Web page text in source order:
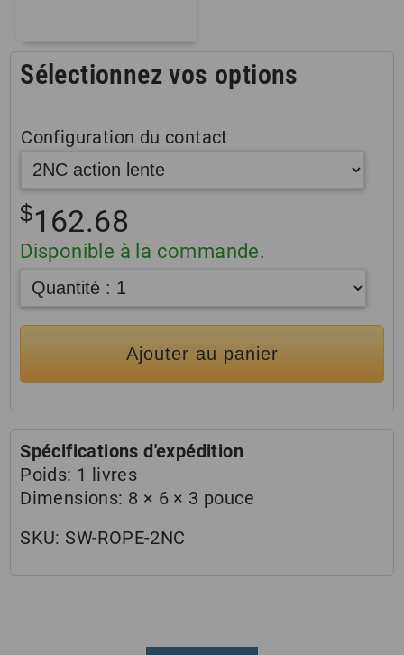
Sélectionnez vos options
Configuration du contact
$162.68
Disponible à la commande.
Ajouter au panier
Spécifications d'expédition
Poids: 1 livres
Dimensions: 8 × 6 × 3 pouce
SKU: SW-ROPE-2NC